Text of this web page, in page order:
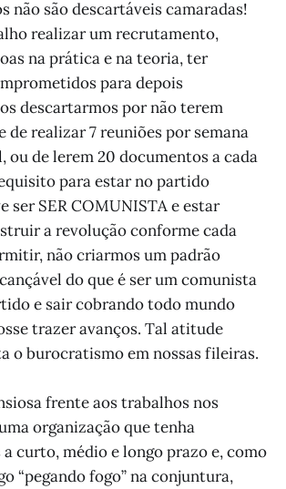
não são descartáveis camaradas!
realizar um recrutamento,
na prática e na teoria, ter
para depois
descartarmos por não terem
de realizar 7 reuniões por semana
ou de lerem 20 documentos a cada
para estar no partido
ser SER COMUNISTA e estar
a revolução conforme cada
não criarmos um padrão
do que é ser um comunista
e sair cobrando todo mundo
trazer avanços. Tal atitude
o burocratismo em nossas fileiras.
frente aos trabalhos nos
organização que tenha
curto, médio e longo prazo e, como
“pegando fogo” na conjuntura,